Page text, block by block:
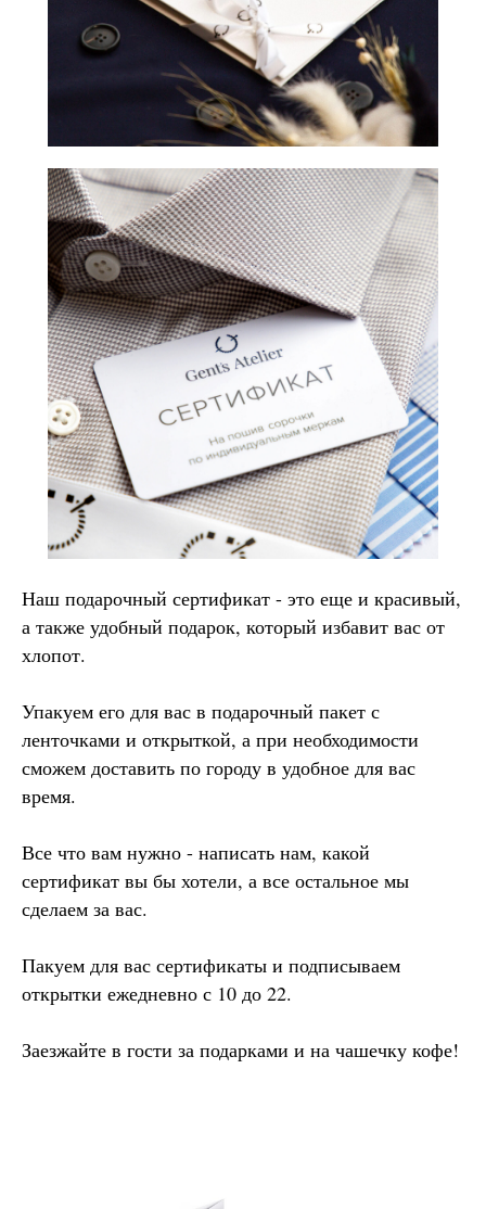
Наш подарочный сертификат - это еще и красивый,
а также удобный подарок, который избавит вас от
хлопот.
Упакуем его для вас в подарочный пакет с
ленточками и открыткой, а при необходимости
сможем доставить по городу в удобное для вас
время.
Все что вам нужно - написать нам, какой
сертификат вы бы хотели, а все остальное мы
сделаем за вас.
Пакуем для вас сертификаты и подписываем
открытки ежедневно с 10 до 22.
Заезжайте в гости за подарками и на чашечку кофе!